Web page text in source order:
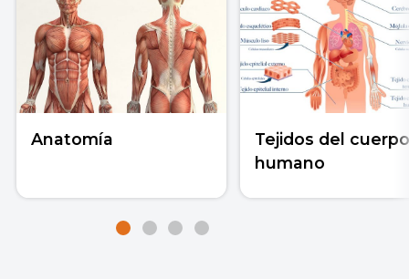
Anatomía
Tejidos del
humano